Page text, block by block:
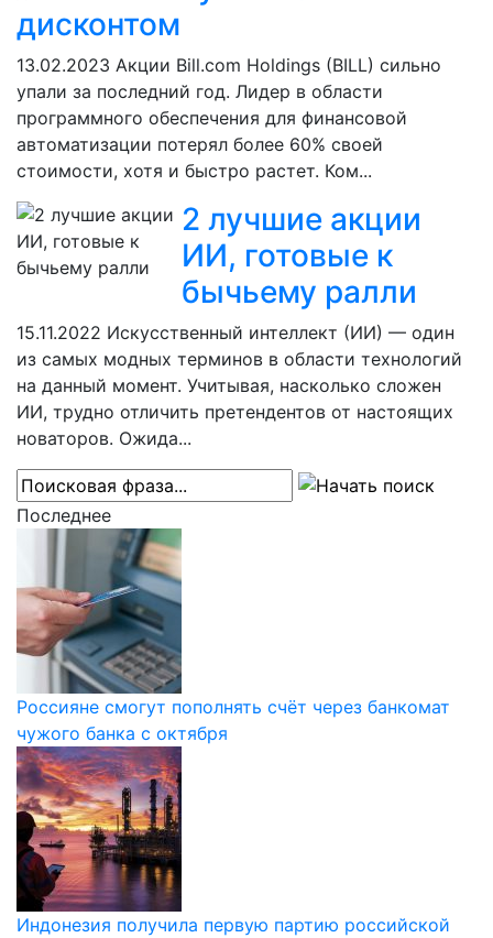
дисконтом
13.02.2023 Акции Bill.com Holdings (BILL) сильно
упали за последний год. Лидер в области
программного обеспечения для финансовой
автоматизации потерял более 60% своей
стоимости, хотя и быстро растет. Ком...
2 лучшие акции
ИИ, готовые к
бычьему ралли
15.11.2022 Искусственный интеллект (ИИ) — один
из самых модных терминов в области технологий
на данный момент. Учитывая, насколько сложен
ИИ, трудно отличить претендентов от настоящих
новаторов. Ожида...
Последнее
Россияне смогут пополнять счёт через банкомат
чужого банка с октября
Индонезия получила первую партию российской